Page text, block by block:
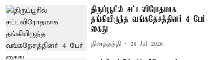
திருப்பூரில் சட்டவிரோதமாக
தங்கியிருந்த வங்கதேசத்தினர் 4 பேர்
கைது
தினத்தந்தி 28 Jul 2026